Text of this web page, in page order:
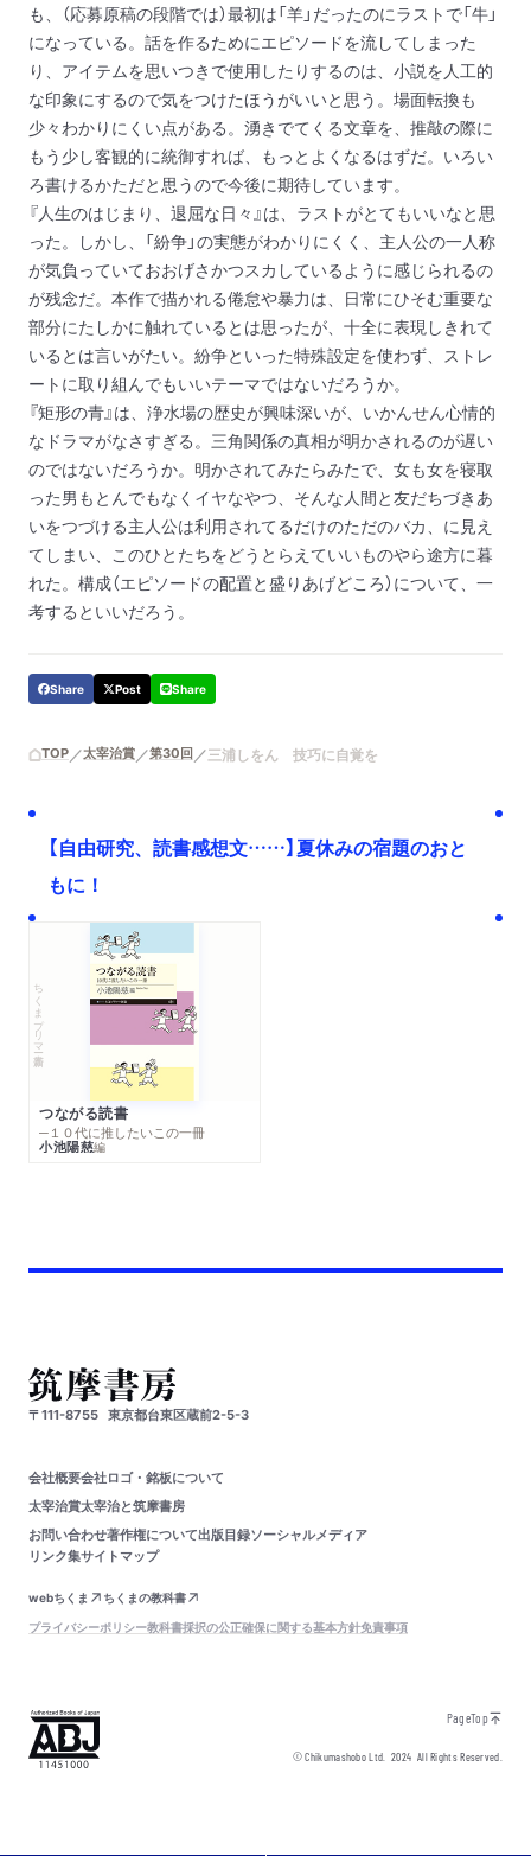
も、（応募原稿の段階では）最初は「羊」だったのにラストで「牛」
になっている。話を作るためにエピソードを流してしまった
り、アイテムを思いつきで使用したりするのは、小説を人工的
な印象にするので気をつけたほうがいいと思う。場面転換も
少々わかりにくい点がある。湧きでてくる文章を、推敲の際に
もう少し客観的に統御すれば、もっとよくなるはずだ。いろい
ろ書けるかただと思うので今後に期待しています。
『人生のはじまり、退屈な日々』は、ラストがとてもいいなと思
った。しかし、「紛争」の実態がわかりにくく、主人公の一人称
が気負っていておおげさかつスカしているように感じられるの
が残念だ。本作で描かれる倦怠や暴力は、日常にひそむ重要な
部分にたしかに触れているとは思ったが、十全に表現しきれて
いるとは言いがたい。紛争といった特殊設定を使わず、ストレ
ートに取り組んでもいいテーマではないだろうか。
『矩形の青』は、浄水場の歴史が興味深いが、いかんせん心情的
なドラマがなさすぎる。三角関係の真相が明かされるのが遅い
のではないだろうか。明かされてみたらみたで、女も女を寝取
った男もとんでもなくイヤなやつ、そんな人間と友だちづきあ
いをつづける主人公は利用されてるだけのただのバカ、に見え
てしまい、このひとたちをどうとらえていいものやら途方に暮
れた。構成（エピソードの配置と盛りあげどころ）について、一
考するといいだろう。
Share Post Share
TOP 太宰治賞 第30回 三浦しをん 技巧に自覚を
【自由研究、読書感想文……】夏休みの宿題のおと
もに！
ちくまプリマー新書
つながる読書
─１０代に推したいこの一冊
小池陽慈編
〒111-8755 東京都台東区蔵前2-5-3
会社概要会社ロゴ・銘板について
太宰治賞太宰治と筑摩書房
お問い合わせ著作権について出版目録ソーシャルメディア
リンク集サイトマップ
webちくま
ちくまの教科書
プライバシーポリシー教科書採択の公正確保に関する基本方針免責事項
PageTop
© Chikumashobo Ltd.2024 All Rights Reserved.